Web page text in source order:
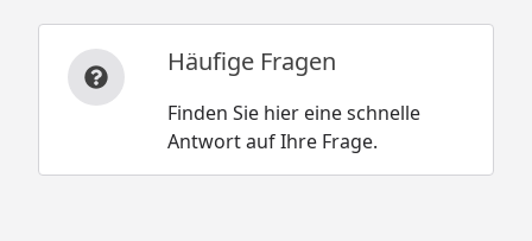
Häufige Fragen
Finden Sie hier eine schnelle
Antwort auf Ihre Frage.